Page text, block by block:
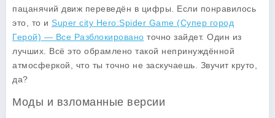
пацанячий движ переведён в цифры. Если понравилось
это, то и Super city Hero:Spider Game (Супер город
Герой) — Все Разблокировано точно зайдет. Один из
лучших. Всё это обрамлено такой непринуждённой
атмосферкой, что ты точно не заскучаешь. Звучит круто,
да?
Моды и взломанные версии